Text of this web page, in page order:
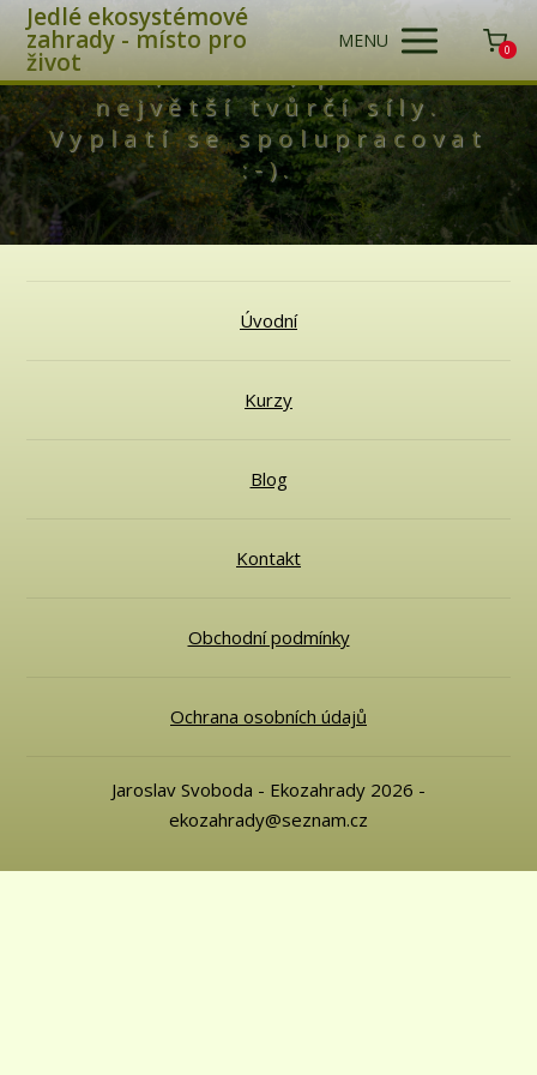
Jedlé ekosystémové
zahrady - místo pro
život
MENU 0
Láska, světlo, příroda -
největší tvůrčí síly.
Vyplatí se spolupracovat
:-).
Úvodní
Kurzy
Blog
Kontakt
Obchodní podmínky
Ochrana osobních údajů
Jaroslav Svoboda - Ekozahrady 2026 -
ekozahrady@seznam.cz